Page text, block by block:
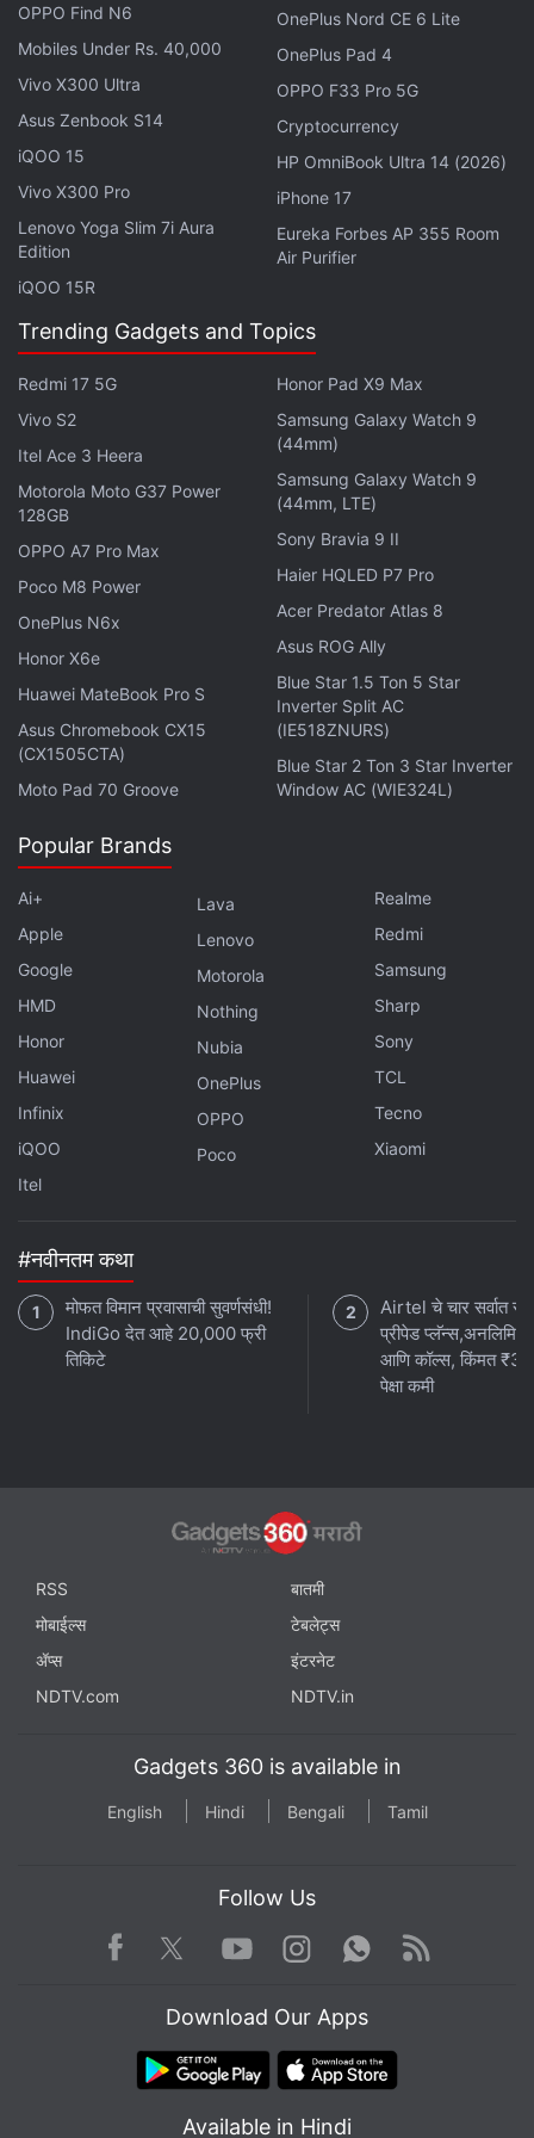
1,200 निट्स पीक ब्राइटनेससह देण्यात आला आहे. यात MediaTek
Dimensity 7400 Turbo प्रोसेसर देण्यात आला आहे. हा स्मार्टफोन
Android 16 आधारित OriginOS 6 वर चालतो. iQOO Z11x 5G
च्या ड्युअल रिअर कॅमेरा युनिटमध्ये f/2.45 अपर्चरसह 50
मेगापिक्सेलचा प्रायमरी कॅमेरा आणि 2 मेगापिक्सेलचा बोकेह कॅमेरा देण्यात
आला आहे. सेल्फी आणि व्हिडिओ कॉलिंगसाठी समोरच्या बाजूला 32
मेगापिक्सेलचा कॅमेरा उपलब्ध आहे. या स्मार्टफोनमध्ये 7,200 mAh
क्षमतेची बॅटरी असून ती 44 W वायर्ड फास्ट चार्जिंगला सपोर्ट करते.
OPPO Find N6
Mobiles Under Rs. 40,000
Vivo X300 Ultra
Asus Zenbook S14
iQOO 15
Vivo X300 Pro
Lenovo Yoga Slim 7i Aura
Edition
iQOO 15R
OnePlus Nord CE 6 Lite
OnePlus Pad 4
OPPO F33 Pro 5G
Cryptocurrency
HP OmniBook Ultra 14 (2026)
iPhone 17
Eureka Forbes AP 355 Room
Air Purifier
Trending Gadgets and Topics
Redmi 17 5G
Vivo S2
Itel Ace 3 Heera
Motorola Moto G37 Power
128GB
OPPO A7 Pro Max
Poco M8 Power
OnePlus N6x
Honor X6e
Huawei MateBook Pro S
Asus Chromebook CX15
(CX1505CTA)
Moto Pad 70 Groove
Honor Pad X9 Max
Samsung Galaxy Watch 9
(44mm)
Samsung Galaxy Watch 9
(44mm, LTE)
Sony Bravia 9 II
Haier HQLED P7 Pro
Acer Predator Atlas 8
Asus ROG Ally
Blue Star 1.5 Ton 5 Star
Inverter Split AC
(IE518ZNURS)
Blue Star 2 Ton 3 Star Inverter
Window AC (WIE324L)
Popular Brands
Ai+
Apple
Google
HMD
Honor
Huawei
Infinix
iQOO
Itel
Lava
Lenovo
Motorola
Nothing
Nubia
OnePlus
OPPO
Poco
Realme
Redmi
Samsung
Sharp
Sony
TCL
Tecno
Xiaomi
#नवीनतम कथा
मोफत विमान प्रवासाची सुवर्णसंधी!
IndiGo देत आहे 20,000 फ्री
तिकिटे
Airtel चे चार सर्वात
प्रीपेड
आणि कॉल्स, किंमत
पेक्षा कमी
RSS
बातमी
मोबाईल्स
टेबलेट्स
ॲप्स
इंटरनेट
NDTV.com
NDTV.in
Gadgets 360 is available in
English Hindi Bengali Tamil
Follow Us
Facebook TwitterYoutube
Instagram WhatsApp
Rss
Download Our Apps
Available in Hindi